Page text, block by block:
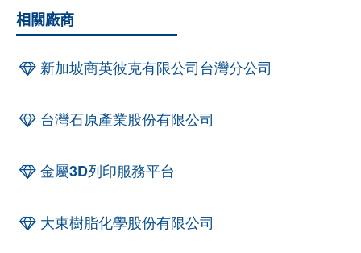
相關廠商
新加坡商英彼克有限公司台灣分公司
台灣石原產業股份有限公司
金屬3D列印服務平台
大東樹脂化學股份有限公司